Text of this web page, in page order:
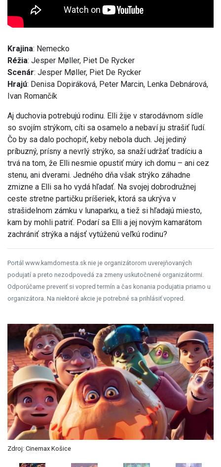
Krajina: Nemecko
Réžia: Jesper Møller, Piet De Rycker
Scenár: Jesper Møller, Piet De Rycker
Hrajú: Denisa Dopiráková, Peter Marcin, Lenka Debnárová,
Ivan Romančík
Aj duchovia potrebujú rodinu. ​Elli žije v starodávnom sídle
so svojím strýkom, cíti sa osamelo a nebaví ju strašiť ľudí.
Čo by sa dalo pochopiť, keby nebola duch. Jej jediný
príbuzný, prísny a nevrlý strýko, sa snaží udržať tradíciu a
trvá na tom, že Elli nesmie opustiť múry ich domu – ani cez
stenu, ani dverami. Jedného dňa však strýko záhadne
zmizne a Elli sa ho vydá hľadať. Na svojej dobrodružnej
ceste stretne partičku príšeriek, ktorá sa ukrýva v
strašidelnom zámku v lunaparku, a tiež si hľadajú miesto,
kam by mohli patriť. Podarí sa Elli a jej novým kamarátom
zachrániť strýka a nájsť vytúženú veľkú rodinu?
Portál www.kamdomesta.sk nie je organizátorom uverejňovaných
podujatí a preto nezodpovedá za zmeny uskutočnené organizátormi.
Odporúčame preveriť si vopred termín a čas konania podujatia priamo u
organizátora. Na niektoré akcie je potrebné sa prihlásiť vopred.
Zdroj: Cinemax Košice